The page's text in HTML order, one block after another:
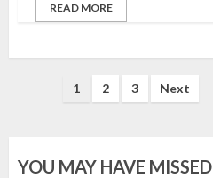
READ MORE
1 2 3 Next
YOU MAY HAVE MISSED